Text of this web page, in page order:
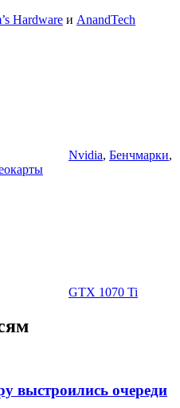
Hardware и AnandTech
Nvidia, Бенчмарки,
GTX 1070 Ti
выстроились очереди